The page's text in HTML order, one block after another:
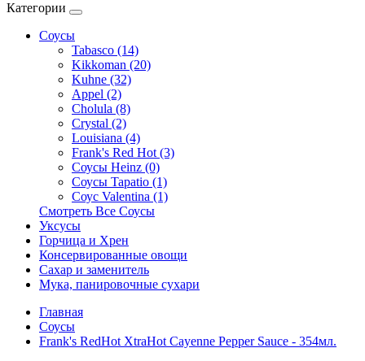
Категории
Соусы
Tabasco (14)
Kikkoman (20)
Kuhne (32)
Appel (2)
Cholula (8)
Crystal (2)
Louisiana (4)
Frank's Red Hot (3)
Соусы Heinz (0)
Соусы Tapatio (1)
Соус Valentina (1)
Смотреть Все Соусы
Уксусы
Горчица и Хрен
Консервированные овощи
Сахар и заменитель
Мука, панировочные сухари
Главная
Соусы
Frank's RedHot XtraНot Cayenne Pepper Sauce - 354мл.